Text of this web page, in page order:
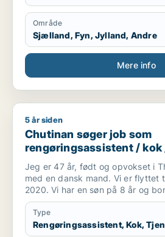
Område
Sjælland, Fyn, Jylland, Andre
Mere info
Chutinan søger job som
5 år siden
Chutinan søger job som
rengøringsassistent / kok
køkkenmedarbejder /
Jeg er 47 år, født og opvokset i
med en dansk mand. Vi er flyttet
2020. Vi har en søn på 8 år og
Jeg forstår og taler en del dansk
på sprogskole. Taler desuden
Jeg er handelsuddannet og har
Type
Rengøringsassistent, Kok,